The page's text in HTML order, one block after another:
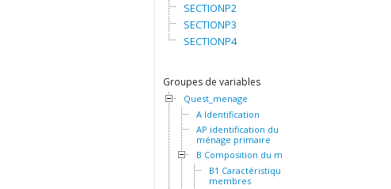
SECTIONP2
SECTIONP3
SECTIONP4
Groupes de variables
Quest_menage
A Identification
AP identification du
ménage primaire
B Composition du ménage
B1 Caractéristiques des
membres